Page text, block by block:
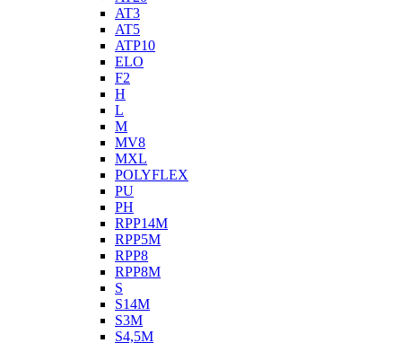
AT3
AT5
ATP10
ELO
F2
H
L
M
MV8
MXL
POLYFLEX
PU
PH
RPP14M
RPP5M
RPP8
RPP8M
S
S14M
S3M
S4,5M